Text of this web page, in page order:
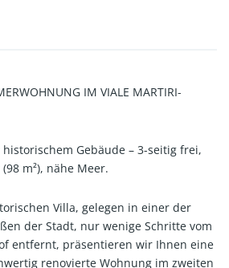
IM VIALE MARTIRI-
Gebäude – 3-seitig frei,
m²), nähe Meer.
Villa, gelegen in einer der
der Stadt, nur wenige Schritte vom
entfernt, präsentieren wir Ihnen eine
renovierte Wohnung im zweiten